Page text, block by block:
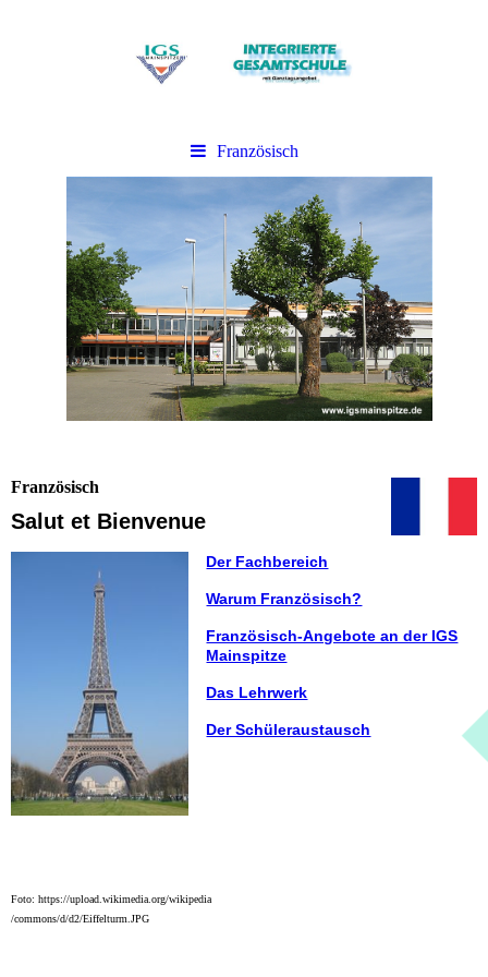
Französisch
Französisch
Salut et Bienvenue
Der Fachbereich
Warum Französisch?
Französisch-Angebote an der IGS
Mainspitze
Das Lehrwerk
Der Schüleraustausch
Foto: https://upload.wikimedia.org/wikipedia
/commons/d/d2/Eiffelturm.JPG